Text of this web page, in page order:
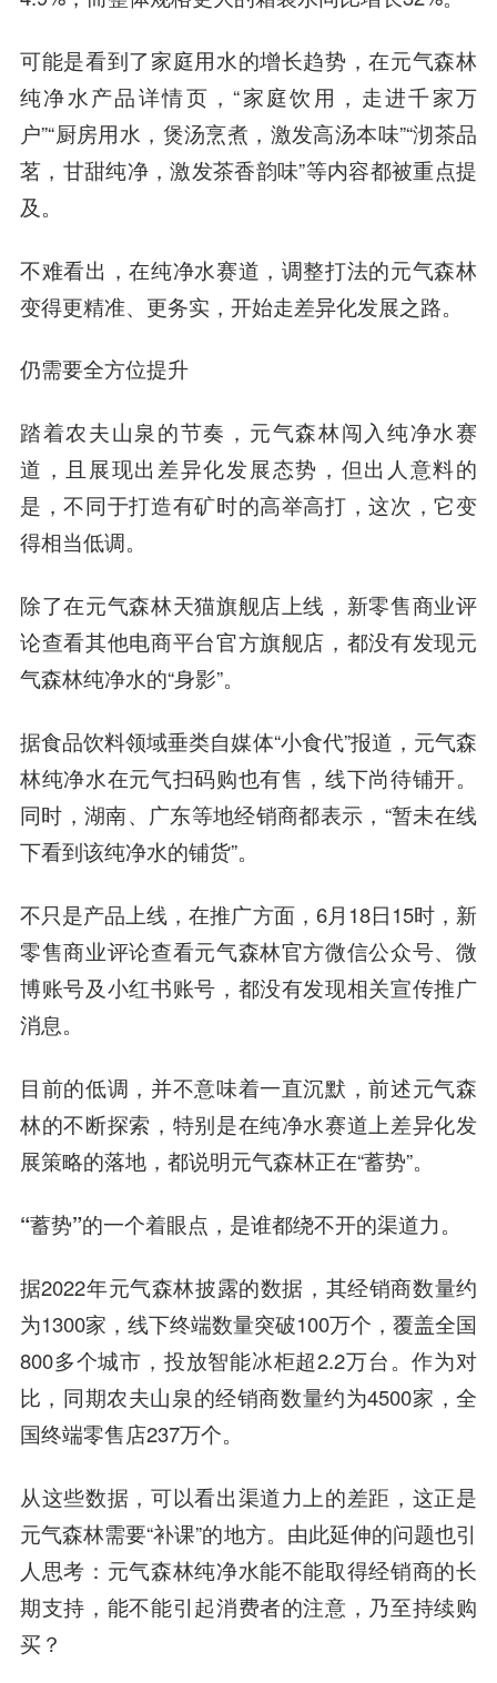
可能是看到了家庭用水的增长趋势，在元气森林
纯净水产品详情页，“家庭饮用，走进千家万
户”“厨房用水，煲汤烹煮，激发高汤本味”“沏茶品
茗，甘甜纯净，激发茶香韵味”等内容都被重点提
及。
不难看出，在纯净水赛道，调整打法的元气森林
变得更精准、更务实，开始走差异化发展之路。
仍需要全方位提升
踏着农夫山泉的节奏，元气森林闯入纯净水赛
道，且展现出差异化发展态势，但出人意料的
是，不同于打造有矿时的高举高打，这次，它变
得相当低调。
除了在元气森林天猫旗舰店上线，新零售商业评
论查看其他电商平台官方旗舰店，都没有发现元
气森林纯净水的“身影”。
据食品饮料领域垂类自媒体“小食代”报道，元气森
林纯净水在元气扫码购也有售，线下尚待铺开。
同时，湖南、广东等地经销商都表示，“暂未在线
下看到该纯净水的铺货”。
不只是产品上线，在推广方面，6月18日15时，新
零售商业评论查看元气森林官方微信公众号、微
博账号及小红书账号，都没有发现相关宣传推广
消息。
目前的低调，并不意味着一直沉默，前述元气森
林的不断探索，特别是在纯净水赛道上差异化发
展策略的落地，都说明元气森林正在“蓄势”。
“蓄势”的一个着眼点，是谁都绕不开的渠道力。
据2022年元气森林披露的数据，其经销商数量约
为1300家，线下终端数量突破100万个，覆盖全国
800多个城市，投放智能冰柜超2.2万台。作为对
比，同期农夫山泉的经销商数量约为4500家，全
国终端零售店237万个。
从这些数据，可以看出渠道力上的差距，这正是
元气森林需要“补课”的地方。由此延伸的问题也引
人思考：元气森林纯净水能不能取得经销商的长
期支持，能不能引起消费者的注意，乃至持续购
买？